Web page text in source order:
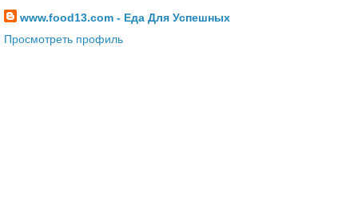
www.food13.com - Еда Для Успешных
Просмотреть профиль